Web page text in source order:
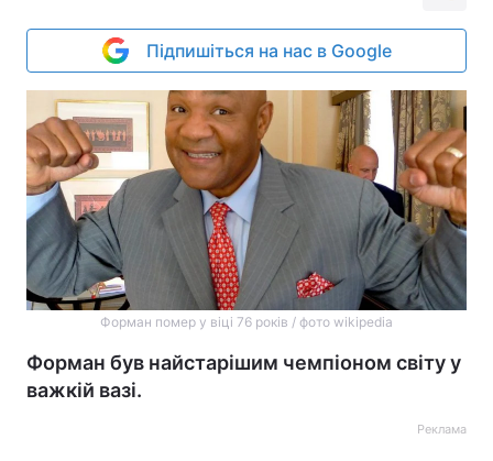
Підпишіться на нас в Google
Форман помер у віці 76 років / фото wikipedia
Форман був найстарішим чемпіоном світу у
важкій вазі.
Реклама